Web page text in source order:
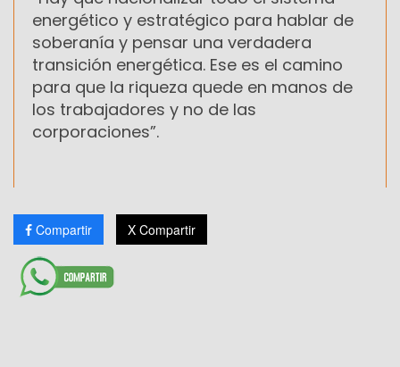
energético y estratégico para hablar de
soberanía y pensar una verdadera
transición energética. Ese es el camino
para que la riqueza quede en manos de
los trabajadores y no de las
corporaciones”.
Compartir X Compartir